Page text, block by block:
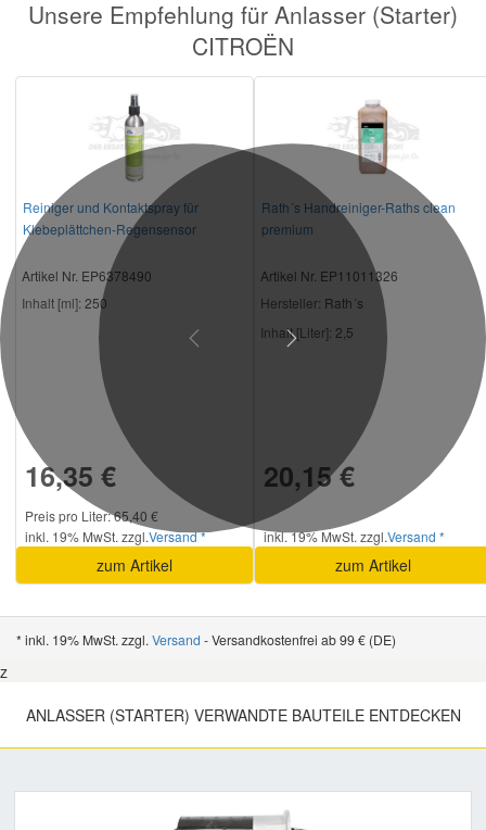
Unsere Empfehlung für Anlasser (Starter)
CITROËN
Reiniger und Kontaktspray für
Klebeplättchen-Regensensor
Artikel Nr. EP6378490
Inhalt [ml]: 250
16,35 €
Preis pro Liter: 65,40 €
inkl. 19% MwSt. zzgl.Versand *
zum Artikel
Rath´s Handreiniger-Raths clean
premium
Artikel Nr. EP11011326
Hersteller: Rath´s
Inhalt [Liter]: 2,5
20,15 €
inkl. 19% MwSt. zzgl.Versand *
zum Artikel
Previous Next
* inkl. 19% MwSt. zzgl. Versand - Versandkostenfrei ab 99 € (DE)
z
ANLASSER (STARTER) VERWANDTE BAUTEILE ENTDECKEN